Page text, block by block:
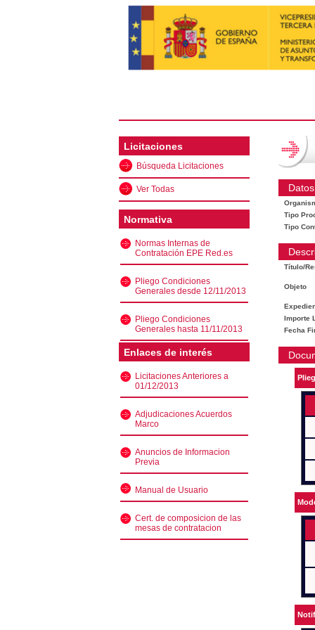
Licitaciones
Búsqueda Licitaciones
Ver Todas
Normativa
Normas Internas de
Contratación EPE Red.es
Pliego Condiciones
Generales desde 12/11/2013
Pliego Condiciones
Generales hasta 11/11/2013
Enlaces de interés
Licitaciones Anteriores a
01/12/2013
Adjudicaciones Acuerdos
Marco
Anuncios de Informacion
Previa
Manual de Usuario
Cert. de composicion de las
mesas de contratacion
Tipo
Tipo
Título/
Objeto
Importe
Fecha